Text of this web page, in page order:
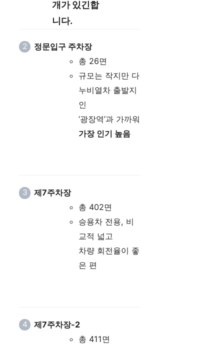
개가 있긴합
니다.
정문입구 주차장
총 26면
규모는 작지만 다
누비열차 출발지
인
‘광장역’과 가까워
가장 인기 높음
제7주차장
총 402면
승용차 전용, 비
교적 넓고
차량 회전율이 좋
은 편
제7주차장-2
총 411면